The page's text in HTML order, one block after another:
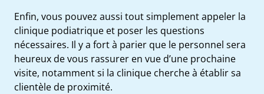
Enfin, vous pouvez aussi tout simplement appeler la
clinique podiatrique et poser les questions
nécessaires. Il y a fort à parier que le personnel sera
heureux de vous rassurer en vue d’une prochaine
visite, notamment si la clinique cherche à établir sa
clientèle de proximité.